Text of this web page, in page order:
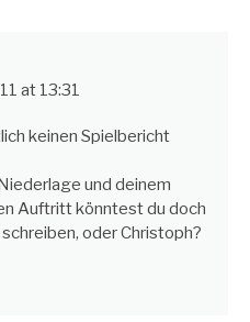
at 13:31
keinen Spielbericht
und deinem
Auftritt könntest du doch
oder Christoph?